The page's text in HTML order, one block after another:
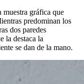
gráfica que
predominan los
dos paredes
la destaca la
se dan de la mano.